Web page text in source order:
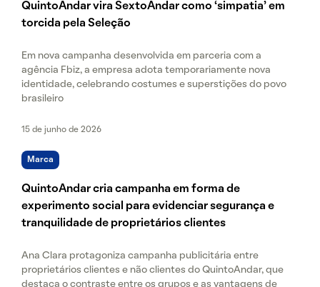
QuintoAndar vira SextoAndar como ‘simpatia’ em
torcida pela Seleção
Em nova campanha desenvolvida em parceria com a
agência Fbiz, a empresa adota temporariamente nova
identidade, celebrando costumes e superstições do povo
brasileiro
15 de junho de 2026
Marca
QuintoAndar cria campanha em forma de
experimento social para evidenciar segurança e
tranquilidade de proprietários clientes
Ana Clara protagoniza campanha publicitária entre
proprietários clientes e não clientes do QuintoAndar, que
destaca o contraste entre os grupos e as vantagens de